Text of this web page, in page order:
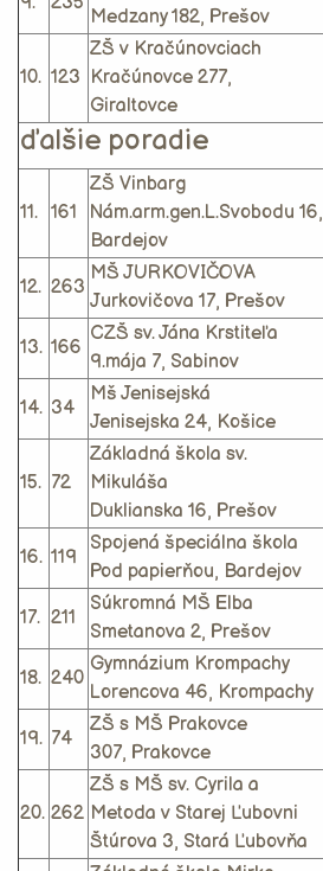
Medzany 182, Prešov
10. 123
ZŠ v Kračúnovciach
Kračúnovce 277,
Giraltovce
ďalšie poradie
11. 161
ZŠ Vinbarg
Nám.arm.gen.L.Svobodu 16,
Bardejov
12. 263
MŠ JURKOVIČOVA
Jurkovičova 17, Prešov
13. 166
CZŠ sv. Jána Krstiteľa
9.mája 7, Sabinov
14. 34
Mš Jenisejská
Jenisejska 24, Košice
15. 72
Základná škola sv.
Mikuláša
Duklianska 16, Prešov
16. 119
Spojená špeciálna škola
Pod papierňou, Bardejov
17. 211
Súkromná MŠ Elba
Smetanova 2, Prešov
18. 240
Gymnázium Krompachy
Lorencova 46, Krompachy
19. 74
ZŠ s MŠ Prakovce
307, Prakovce
20. 262
ZŠ s MŠ sv. Cyrila a
Metoda v Starej Ľubovni
Štúrova 3, Stará Ľubovňa